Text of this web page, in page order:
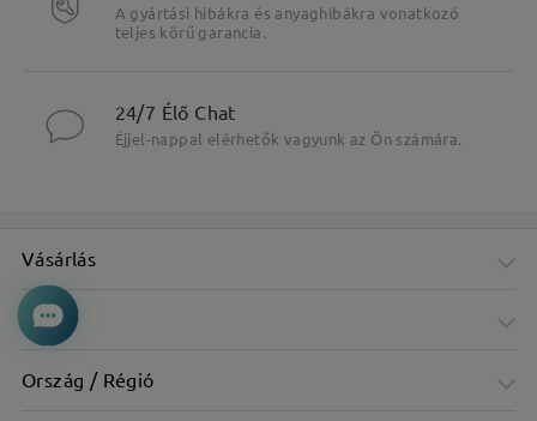
A gyártási hibákra és anyaghibákra vonatkozó
teljes körű garancia.
24/7 Élő Chat
Éjjel-nappal elérhetők vagyunk az Ön számára.
Vásárlás
Cég
Ország / Régió